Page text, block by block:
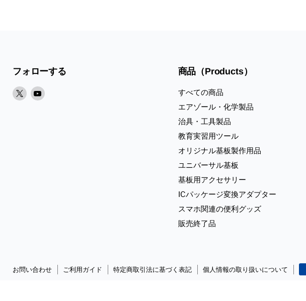
フォローする
X
Youtube
商品（Products）
すべての商品
エアゾール・化学製品
治具・工具製品
教育実習用ツール
オリジナル基板製作用品
ユニバーサル基板
基板用アクセサリー
ICパッケージ変換アダプター
スマホ関連の便利グッズ
販売終了品
お問い合わせ ご利用ガイド 特定商取引法に基づく表記 個人情報の取り扱いについて